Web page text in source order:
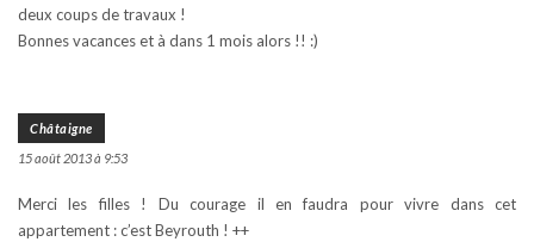
deux coups de travaux !
Bonnes vacances et à dans 1 mois alors !! :)
Châtaigne
15 août 2013 à 9:53
Merci les filles ! Du courage il en faudra pour vivre dans cet
appartement : c’est Beyrouth ! ++